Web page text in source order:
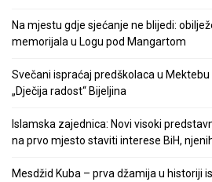
Na mjestu gdje sjećanje ne blijedi:
memorijala u Logu pod Mangartom
Svečani ispraćaj predškolaca u
„Dječija radost“ Bijeljina
Islamska zajednica: Novi visoki
na prvo mjesto staviti interese BiH,
Mesdžid Kuba – prva džamija u historiji